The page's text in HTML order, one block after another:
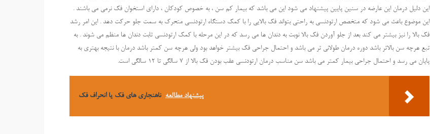
این دلیل درمان این عارضه در سنین پایین پیشنهاد می شود این می باشد که بیمار کم سن ، به خصوص کودکان ، دارای استخوان فک نرمی می باشند .
این موضوع باعث می شود که متخصص ارتودنسی به راحتی بتواند فک بالایی را با کمک دستگاه ارتودنسی متحرک به سمت جلو حرکت دهد . این امر رشد
فک بالا را نیز بیشتر می کند بعد از جلو آوردن فک بالا نوبت به دندان ها می رسد که در این مرحله با کمک ارتودنسی ثابت دندان ها منظم می شوند . به
تبع هرچه سن بالاتر باشد دوره درمان طولانی تر می باشد و احتمال جراحی فک بیشتر خواهد بود ولی هرچه سن کمتر باشد درمان با نتیجه بهتری به
پایان می رسد و احتمال جراحی بیمار کمتر می باشد سن مناسب درمان ارتودنسی عقب بودن فک بالا از 7 سالگی تا 12 سالگی است.
پیشنهاد مطالعه ناهنجاری های فک یا انحراف فک